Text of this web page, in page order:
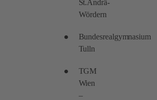
St.Andrä-
Wördern
Bundesrealgymnasium
Tulln
TGM
Wien
–